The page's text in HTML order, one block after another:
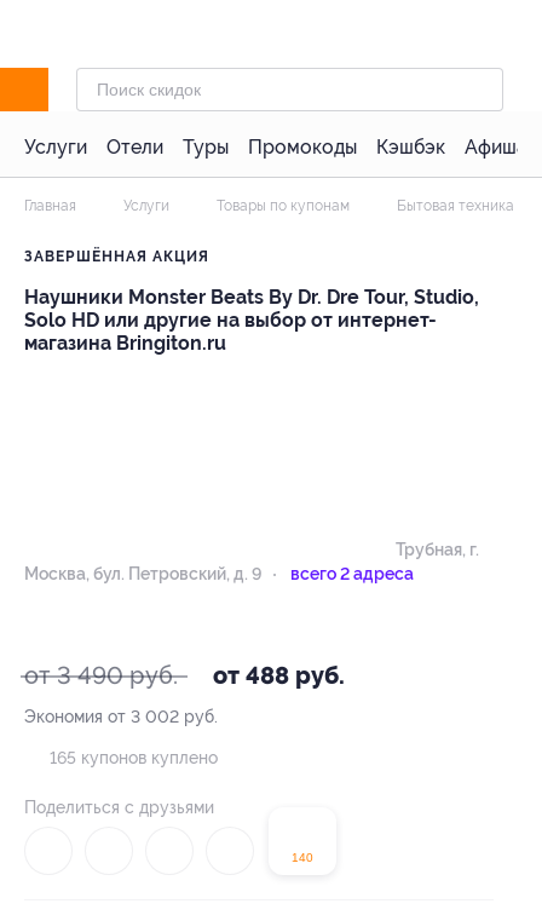
Услуги Отели Туры Промокоды Кэшбэк Афиша
Главная Услуги Товары по купонам Бытовая техника и
ЗАВЕРШЁННАЯ АКЦИЯ
Наушники Monster Beats By Dr. Dre Tour, Studio,
Solo HD или другие на выбор от интернет-
магазина Bringiton.ru
Трубная, г.
Москва, бул. Петровский, д. 9
всего 2 адреса
от 3 490 руб. от 488 руб.
Экономия от 3 002 руб.
140
165 купонов куплено
Поделиться с друзьями